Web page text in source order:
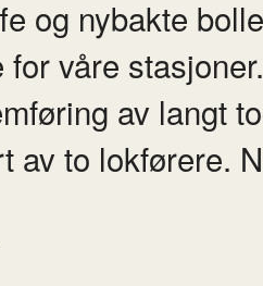
og nybakte
våre
av langt
av to lokførere.